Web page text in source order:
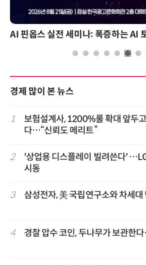
AI 핀옵스 실전 세미나: 폭증하는 AI
경제 많이 본 뉴스
1
보험설계사, 1200%룰 확대 앞두
다…“신뢰도 메리트”
2
'상업용 디스플레이 빌려쓴다'
시동
3 삼성전자, 美 국립연구소와 차세
4 경찰 압수 코인, 두나무가 보관한